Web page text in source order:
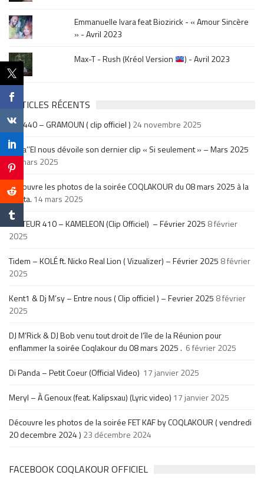
Emmanuelle Ivara feat Biozirick - « Amour Sincère
» - Avril 2023
Max-T - Rush (Kréol Version
) - Avril 2023
ARTICLES RÉCENTS
ADE440 – GRAMOUN ( clip officiel ) 24 novembre 2025
Sega’’El nous dévoile son dernier clip « Si seulement » – Mars 2025
14 mars 2025
Découvre les photos de la soirée COQLAKOUR du 08 mars 2025 à la
Fiesta. 14 mars 2025
SECTEUR 410 – KAMELEON (Clip Officiel) – Février 2025 8 février
2025
Tidem – KOLÉ ft. Nicko Real Lion ( Vizualizer) – Février 2025 8 février
2025
Kent1 & Dj M’sy – Entre nous ( Clip officiel ) – Fevrier 2025 8 février
2025
DJ M’Rick & DJ Bob venu tout droit de l’île de la Réunion pour
enflammer la soirée Coqlakour du 08 mars 2025 . 6 février 2025
Di Panda – Petit Coeur (Official Video) 17 janvier 2025
Meryl – À Genoux (feat. Kalipsxau) (Lyric video) 17 janvier 2025
Découvre les photos de la soirée FET KAF by COQLAKOUR ( vendredi
20 decembre 2024 ) 23 décembre 2024
FACEBOOK COQLAKOUR OFFICIEL